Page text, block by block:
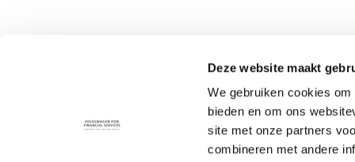
Deze website maakt
We gebruiken cookies
bieden en om ons
site met onze partners
combineren met andere